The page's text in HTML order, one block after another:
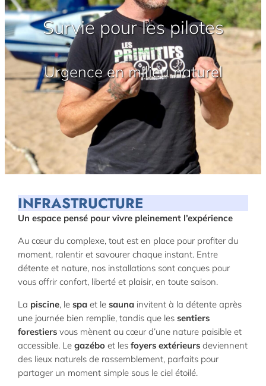
Survie pour les pilotes
Urgence en milieu naturel
INFRASTRUCTURE
Un espace pensé pour vivre pleinement l’expérience
Au cœur du complexe, tout est en place pour profiter du
moment, ralentir et savourer chaque instant. Entre
détente et nature, nos installations sont conçues pour
vous offrir confort, liberté et plaisir, en toute saison.
La piscine, lespa et lesauna invitent à la détente après
une journée bien remplie, tandis que lessentiers
forestiers vous mènent au cœur d’une nature paisible et
accessible. Legazébo et lesfoyers extérieurs deviennent
des lieux naturels de rassemblement, parfaits pour
partager un moment simple sous le ciel étoilé.